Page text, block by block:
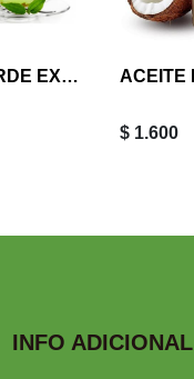
TE VERDE EXTRACTO NATURAL 30 ML
$ 1.600
INFO ADICIONAL